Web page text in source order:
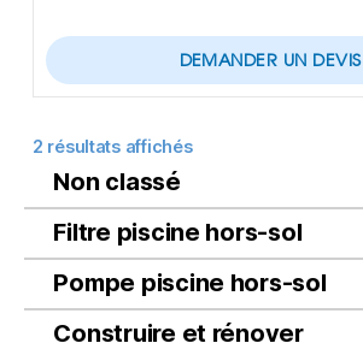
DEMANDER UN DEVIS
2 résultats affichés
Non classé
Filtre piscine hors-sol
Pompe piscine hors-sol
Construire et rénover